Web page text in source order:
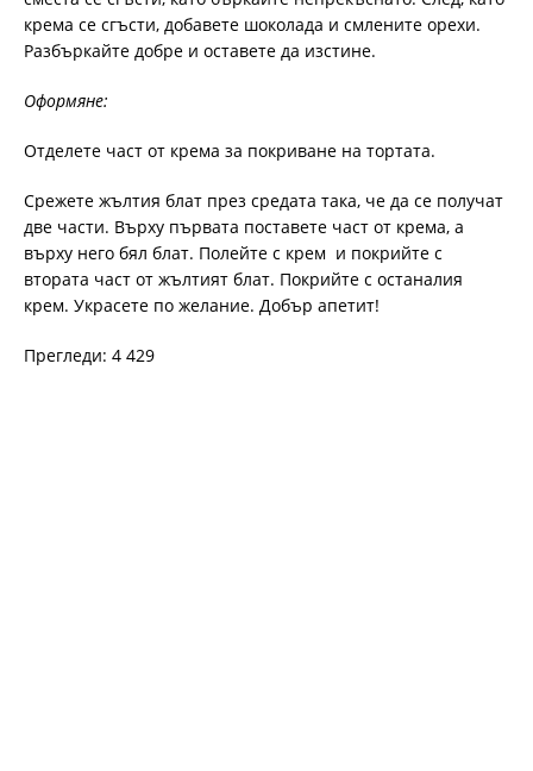
крема се сгъсти, добавете шоколада и смлените орехи.
Разбъркайте добре и оставете да изстине.
Оформяне:
Отделете част от крема за покриване на тортата.
Срежете жълтия блат през средата така, че да се получат
две части. Върху първата поставете част от крема, а
върху него бял блат. Полейте с крем и покрийте с
втората част от жълтият блат. Покрийте с останалия
крем. Украсете по желание. Добър апетит!
Прегледи: 4 429